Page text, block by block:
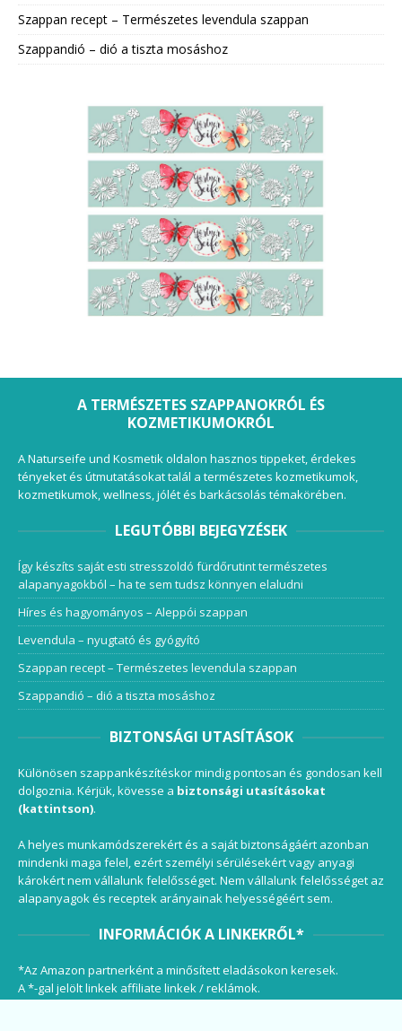
Szappan recept – Természetes levendula szappan
Szappandió – dió a tiszta mosáshoz
A TERMÉSZETES SZAPPANOKRÓL ÉS
KOZMETIKUMOKRÓL
A Naturseife und Kosmetik oldalon hasznos tippeket, érdekes
tényeket és útmutatásokat talál a természetes kozmetikumok,
kozmetikumok, wellness, jólét és barkácsolás témakörében.
LEGUTÓBBI BEJEGYZÉSEK
Így készíts saját esti stresszoldó fürdőrutint természetes
alapanyagokból – ha te sem tudsz könnyen elaludni
Híres és hagyományos – Aleppói szappan
Levendula – nyugtató és gyógyító
Szappan recept – Természetes levendula szappan
Szappandió – dió a tiszta mosáshoz
BIZTONSÁGI UTASÍTÁSOK
Különösen szappankészítéskor mindig pontosan és gondosan kell
dolgoznia. Kérjük, kövesse a biztonsági utasításokat
(kattintson).
A helyes munkamódszerekért és a saját biztonságáért azonban
mindenki maga felel, ezért személyi sérülésekért vagy anyagi
károkért nem vállalunk felelősséget. Nem vállalunk felelősséget az
alapanyagok és receptek arányainak helyességéért sem.
INFORMÁCIÓK A LINKEKRŐL*
*Az Amazon partnerként a minősített eladásokon keresek.
A *-gal jelölt linkek affiliate linkek / reklámok.